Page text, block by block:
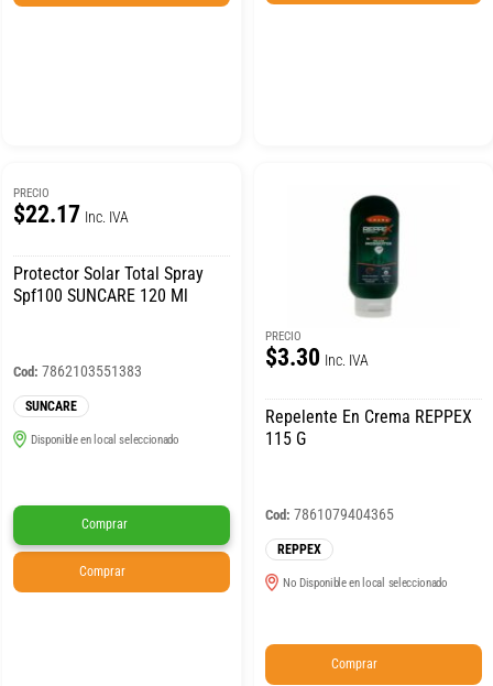
PRECIO
$22.17 Inc. IVA
Protector Solar Total Spray
Spf100 SUNCARE 120 Ml
Cod: 7862103551383
SUNCARE
Disponible en local seleccionado
Comprar
Comprar
PRECIO
$3.30 Inc. IVA
Repelente En Crema REPPEX
115 G
Cod: 7861079404365
REPPEX
No Disponible en local seleccionado
Comprar